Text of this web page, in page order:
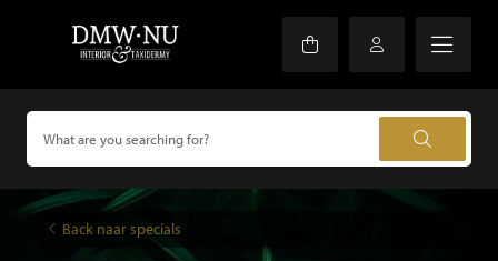
Back naar specials